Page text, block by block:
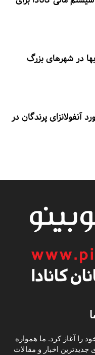
در شهرهای بزرگ
آنفولانزای پرندگان در
سال ۲۰۱۶ فعالیت خود را آغاز کرد. ما همواره
جدیدترین اخبار و مقالات